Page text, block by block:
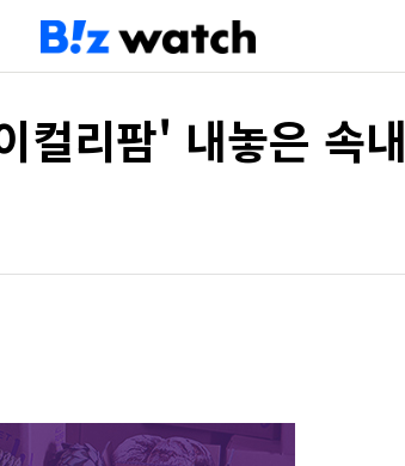
컬리팜' 내놓은 속내